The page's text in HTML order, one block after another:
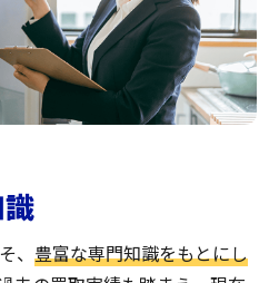
、 豊富な専門知識をもとにし